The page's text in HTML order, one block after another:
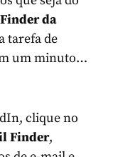
da
tarefa de
um minuto…
clique no
Finder,